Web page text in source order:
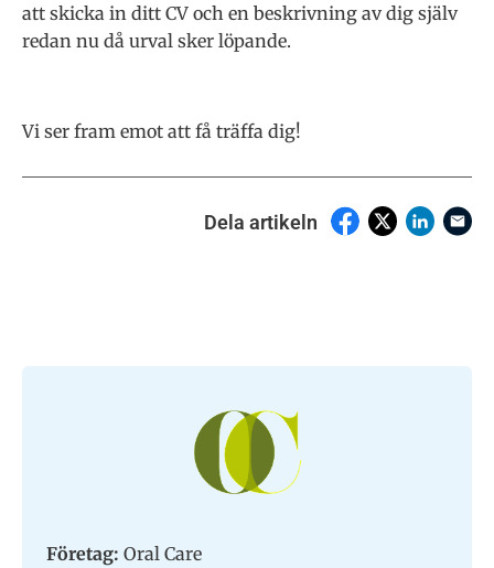
att skicka in ditt CV och en beskrivning av dig själv
redan nu då urval sker löpande.
Vi ser fram emot att få träffa dig!
Dela artikeln
Företag: Oral Care